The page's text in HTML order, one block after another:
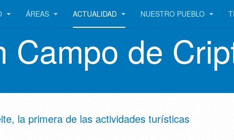
ÁREAS ACTUALIDAD NUESTRO PUEBLO
Campo de
la primera de las actividades turísticas